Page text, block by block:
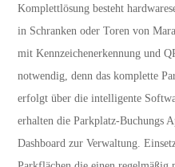
Komplettlösung besteht
in Schranken oder Toren von
mit Kennzeichenerkennung und
notwendig, denn das komplette
erfolgt über die intelligente
erhalten die Parkplatz-Buchungs
Dashboard zur Verwaltung.